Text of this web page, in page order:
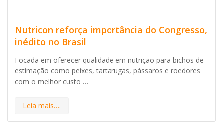
Nutricon reforça importância do Congresso,
inédito no Brasil
Focada em oferecer qualidade em nutrição para bichos de
estimação como peixes, tartarugas, pássaros e roedores
com o melhor custo …
Leia mais….